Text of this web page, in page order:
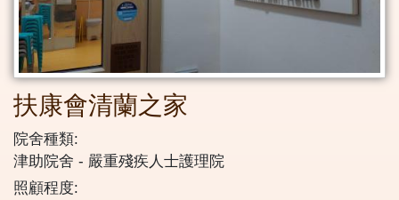
扶康會清蘭之家
院舍種類:
津助院舍
嚴重殘疾人士護理院
照顧程度: